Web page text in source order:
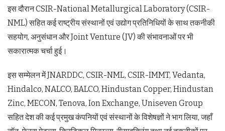
इस दौरान CSIR-National Metallurgical Laboratory (CSIR-
NML) सहित कई राष्ट्रीय संस्थानों एवं उद्योग प्रतिनिधियों के साथ तकनीकी
सहयोग, अनुसंधान और Joint Venture (JV) की संभावनाओं पर भी
सकारात्मक चर्चा हुई।
इस सम्मेलन में JNARDDC, CSIR-NML, CSIR-IMMT, Vedanta,
Hindalco, NALCO, BALCO, Hindustan Copper, Hindustan
Zinc, MECON, Tenova, Ion Exchange, Uniseven Group
सहित देश की कई प्रमुख कंपनियों एवं संस्थानों के विशेषज्ञों ने भाग लिया, जहाँ